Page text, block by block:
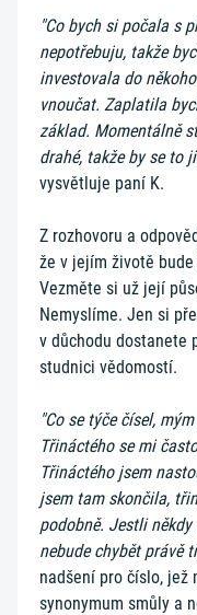
"Co bych si počala s
nepotřebuju, takže
investovala do
vnoučat. Zaplatila
základ. Momentálně
drahé, takže by se to
vysvětluje paní K.
Z rozhovoru a
že v jejím životě
Vezměte si už její
Nemyslíme. Jen si
v důchodu dostanete
studnici vědomostí.
"Co se týče čísel,
Třináctého se mi
Třináctého jsem
jsem tam skončila,
podobně. Jestli
nebude chybět právě
nadšení pro číslo, jež
synonymum smůly a